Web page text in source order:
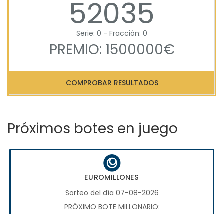
52035
Serie: 0 - Fracción: 0
PREMIO: 1500000€
COMPROBAR RESULTADOS
Próximos botes en juego
EUROMILLONES
Sorteo del día 07-08-2026
PRÓXIMO BOTE MILLONARIO: